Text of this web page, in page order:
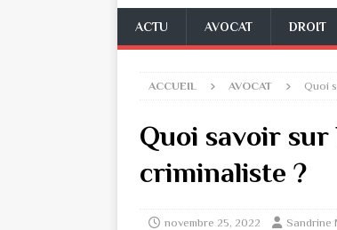
ACTU AVOCAT DROIT
ACCUEIL AVOCAT Quoi
Quoi savoir
criminaliste ?
novembre 25, 2022 Sandrine